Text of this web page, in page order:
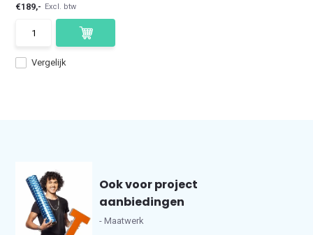
Vergelijk
€189,- Excl. btw
Ook voor project
aanbiedingen
- Maatwerk